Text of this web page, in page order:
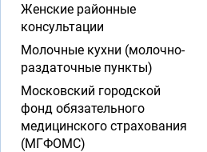
Женские районные
консультации
Молочные кухни (молочно-
раздаточные пункты)
Московский городской
фонд обязательного
медицинского страхования
(МГФОМС)